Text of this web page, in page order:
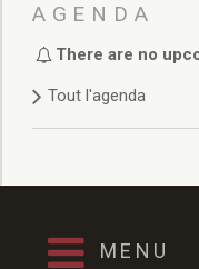
AGENDA
There are no
Tout l'agenda
MENU